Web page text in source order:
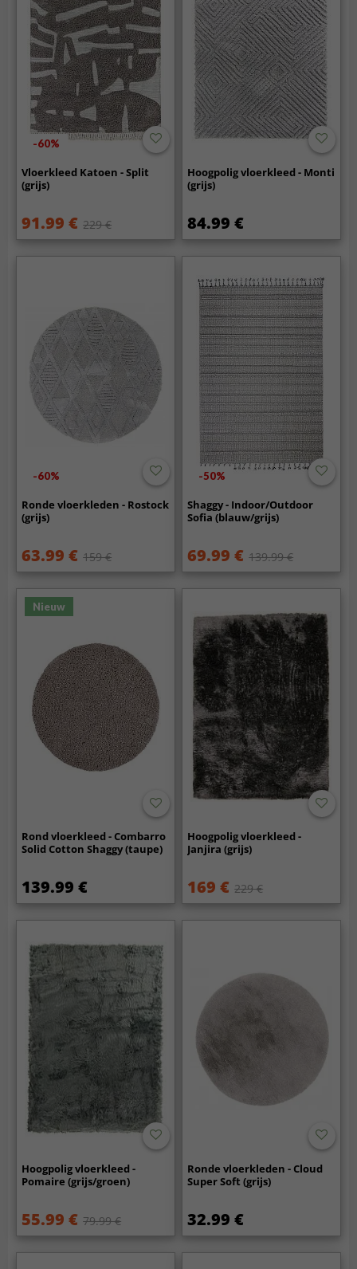
-60%
Vloerkleed Katoen - Split
(grijs)
91.99 € 229 €
Hoogpolig vloerkleed - Monti
(grijs)
84.99 €
-60%
Ronde vloerkleden - Rostock
(grijs)
63.99 € 159 €
-50%
Shaggy - Indoor/Outdoor
Sofia (blauw/grijs)
69.99 € 139.99 €
Nieuw
Rond vloerkleed - Combarro
Solid Cotton Shaggy (taupe)
139.99 €
Hoogpolig vloerkleed -
Janjira (grijs)
169 € 229 €
Hoogpolig vloerkleed -
Pomaire (grijs/groen)
55.99 € 79.99 €
Ronde vloerkleden - Cloud
Super Soft (grijs)
32.99 €